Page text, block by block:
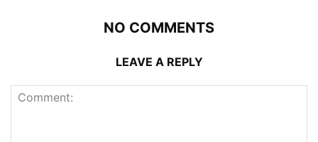
NO COMMENTS
LEAVE A REPLY